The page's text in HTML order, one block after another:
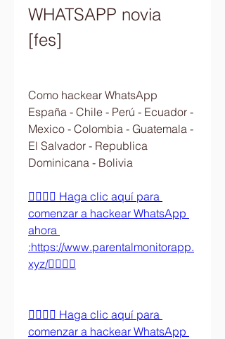
WHATSAPP novia
[fes]
Como hackear WhatsApp
España - Chile - Perú - Ecuador -
Mexico - Colombia - Guatemala -
El Salvador - Republica
Dominicana - Bolivia
👉🏻👉🏻 Haga clic aquí para
comenzar a hackear WhatsApp
ahora
:https://www.parentalmonitorapp.
xyz/👈🏻👈🏻
👉🏻👉🏻 Haga clic aquí para
comenzar a hackear WhatsApp